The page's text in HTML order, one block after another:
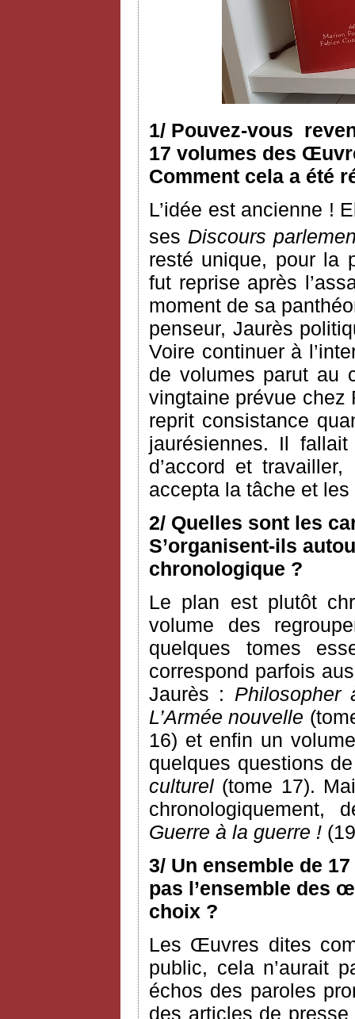
1/ Pouvez-vous
17 volumes des
Comment cela a été
L’idée est ancienne !
ses Discours
resté unique, pour la
fut reprise après
moment de sa
penseur, Jaurès
Voire continuer à
de volumes parut au
vingtaine prévue chez
reprit consistance
jaurésiennes. Il
d’accord et
accepta la tâche et
2/ Quelles sont les
S’organisent-ils
chronologique ?
Le plan est plutôt
volume des
quelques tomes
correspond parfois
Jaurès : Philosopher
L’Armée nouvelle
16) et enfin un
quelques questions
culturel (tome 17).
chronologiquement,
Guerre à la guerre !
3/ Un ensemble de
pas l’ensemble des
choix ?
Les Œuvres dites
public, cela n’aurait
échos des paroles
des articles de